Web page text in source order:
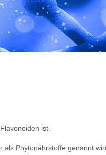
ist.
Phytonährstoffe genannt